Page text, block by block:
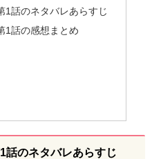
1話のネタバレあらすじ
1話の感想まとめ
話のネタバレあらすじ